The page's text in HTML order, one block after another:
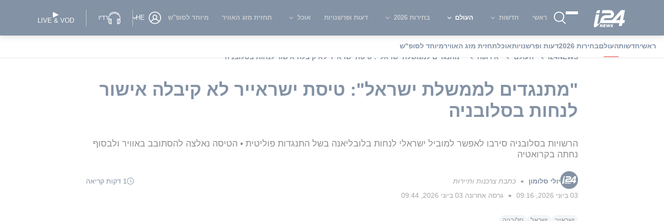
ראשי חדשות העולם בחירות 2026 דעות ופרשנויות אוכל תחזית מזג האוויר מיוחד לסופ"ש HE רדיו LIVE & VOD
ראשיחדשותהעולםבחירות 2026 דעות ופרשנויותאוכלתחזית מזג האווירמיוחד לסופ"ש
i24NEWS
העולם אירופה "מתנגדים לממשלת ישראל": טיסת ישראייר לא קיבלה אישור לנחות בסלובניה
"מתנגדים לממשלת ישראל": טיסת ישראייר לא קיבלה אישור
לנחות בסלובניה
הרשויות בסלובניה סירבו לאפשר למוביל ישראלי לנחות בלובליאנה בשל התנגדות פוליטית • הטיסה נאלצה להסתובב באוויר ולבסוף
נחתה בקרואטיה
יולי סלומון ■ כתבת צרכנות ותיירות
1 דקות קריאה
03 ביוני 2026, 09:16
■ גרסה אחרונה 03 ביוני 2026, 09:44